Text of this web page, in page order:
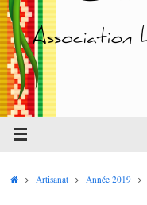
AccueilArtisanat Année 2019